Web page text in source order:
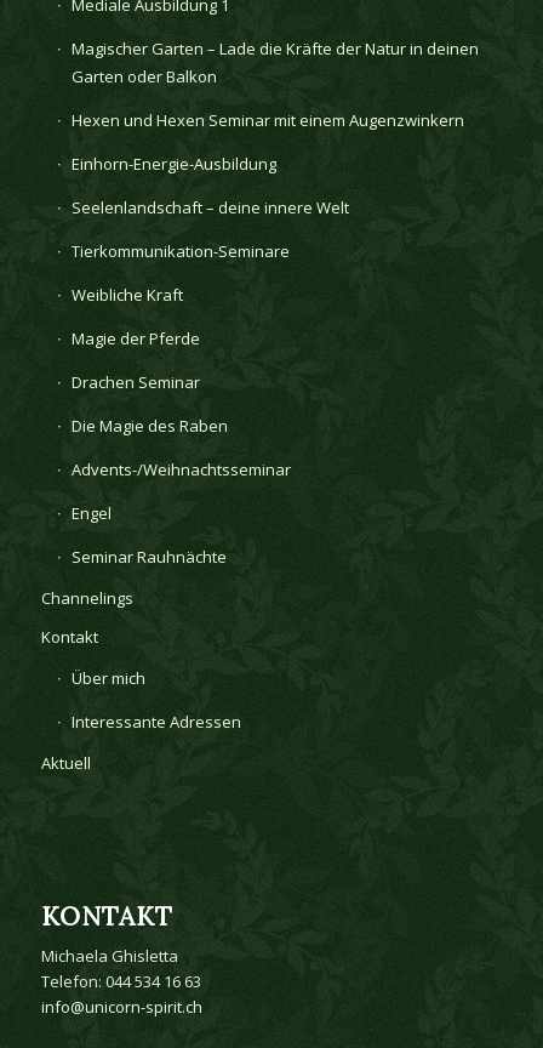
Mediale Ausbildung 1
Magischer Garten – Lade die Kräfte der Natur in deinen
Garten oder Balkon
Hexen und Hexen Seminar mit einem Augenzwinkern
Einhorn-Energie-Ausbildung
Seelenlandschaft – deine innere Welt
Tierkommunikation-Seminare
Weibliche Kraft
Magie der Pferde
Drachen Seminar
Die Magie des Raben
Advents-/Weihnachtsseminar
Engel
Seminar Rauhnächte
Channelings
Kontakt
Über mich
Interessante Adressen
Aktuell
KONTAKT
Michaela Ghisletta
Telefon: 044 534 16 63
info@unicorn-spirit.ch